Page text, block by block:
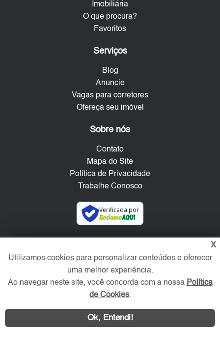
Imobiliária
O que procura?
Favoritos
Serviços
Blog
Anuncie
Vagas para corretores
Ofereça seu imóvel
Sobre nós
Contato
Mapa do Site
Política de Privacidade
Trabalhe Conosco
Verificada por
X
Utilizamos cookies para personalizar conteúdos e oferecer
uma melhor experiência.
Ao navegar neste site, você concorda com a nossa Política
de Cookies.
Ok, Entendi!